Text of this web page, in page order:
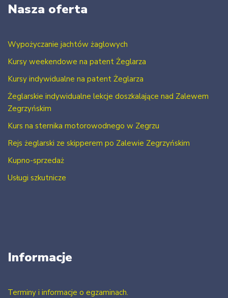
Nasza oferta
Wypożyczanie jachtów żaglowych
Kursy weekendowe na patent Żeglarza
Kursy indywidualne na patent Żeglarza
Żeglarskie indywidualne lekcje doszkalające nad Zalewem
Zegrzyńskim
Kurs na sternika motorowodnego w Zegrzu
Rejs żeglarski ze skipperem po Zalewie Zegrzyńskim
Kupno-sprzedaż
Usługi szkutnicze
Informacje
Terminy i informacje o egzaminach.